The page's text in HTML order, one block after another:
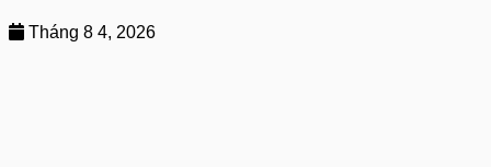
Tháng 8 4, 2026